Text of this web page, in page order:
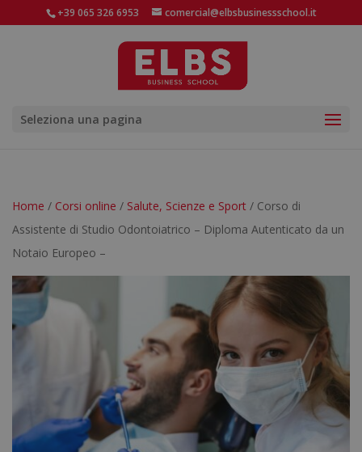
+39 065 326 6953 comercial@elbsbusinessschool.it
Seleziona una pagina
Home / Corsi online / Salute, Scienze e Sport / Corso di
Assistente di Studio Odontoiatrico – Diploma Autenticato da un
Notaio Europeo –